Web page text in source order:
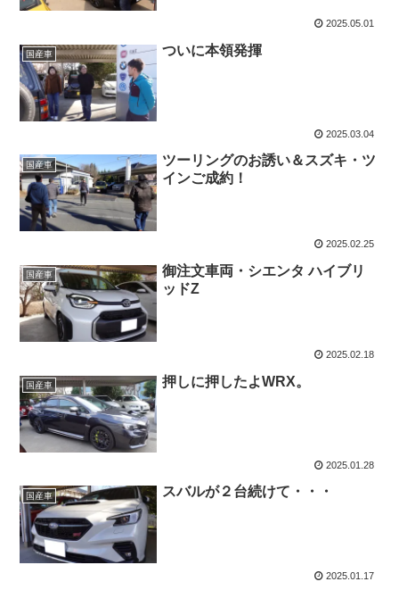
2025.05.01
国産車 ついに本領発揮
2025.03.04
国産車
ツーリングのお誘い＆スズキ・ツ
インご成約！
2025.02.25
国産車
御注文車両・シエンタ ハイブリ
ッドZ
2025.02.18
国産車 押しに押したよWRX。
2025.01.28
国産車 スバルが２台続けて・・・
2025.01.17